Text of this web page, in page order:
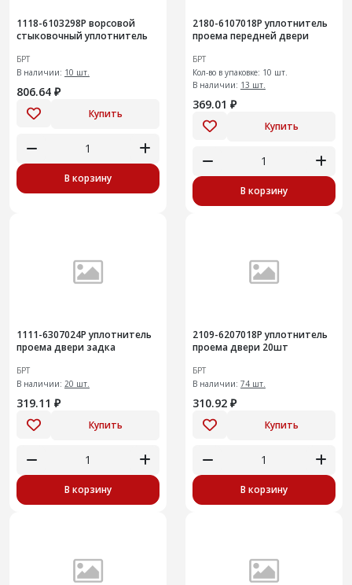
1118-6103298Р ворсовой
стыковочный уплотнитель
БРТ
В наличии: 10 шт.
806.64 ₽
Купить
В корзину
2180-6107018Р уплотнитель
проема передней двери
БРТ
Кол-во в упаковке: 10 шт.
В наличии: 13 шт.
369.01 ₽
Купить
В корзину
1111-6307024Р уплотнитель
проема двери задка
БРТ
В наличии: 20 шт.
319.11 ₽
Купить
В корзину
2109-6207018Р уплотнитель
проема двери 20шт
БРТ
В наличии: 74 шт.
310.92 ₽
Купить
В корзину